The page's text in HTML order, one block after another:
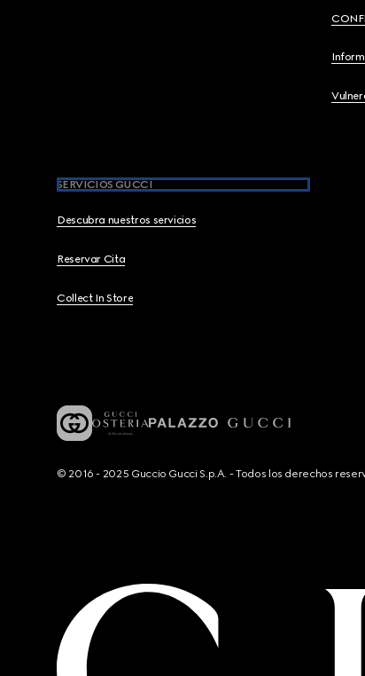
SERVICIOS GUCCI
Descubra nuestros servicios
Reservar Cita
Collect In Store
© 2016 - 2025 Guccio Gucci S.p.A. - Todos los derechos